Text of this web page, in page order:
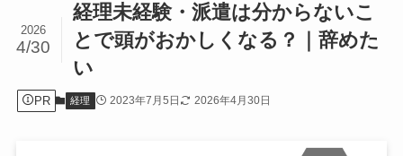
経理未経験・派遣は分からないこ
とで頭がおかしくなる？｜辞めた
い
2026
4/30
PR 経理 2023年7月5日 2026年4月30日